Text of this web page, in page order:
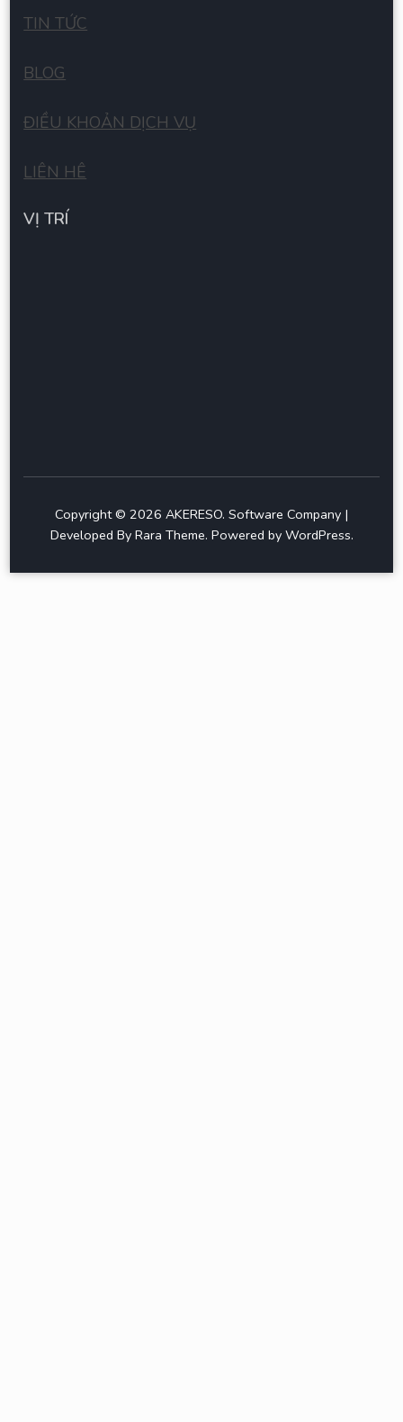
TIN TỨC
BLOG
ĐIỀU KHOẢN DỊCH VỤ
LIÊN HÊ
VỊ TRÍ
Copyright © 2026 AKERESO. Software Company |
Developed By Rara Theme. Powered by WordPress.